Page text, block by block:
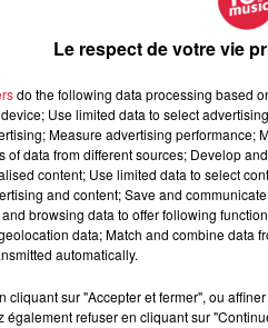
développé une solide
sont au cœur de son
favorisant ainsi l'inclusion et
rugby en Alsace, promouvant
Championnats de France de
Fédérale 2. Les féminines
2024).
et niveaux
rugby) à 14 ans, afin de
Le respect de votre vie
do the following data processing based
Use limited data to select
Measure advertising performance;
of data from different sources; Develop
content; Use limited data to select
and content; Save and
browsing data to offer following
data; Match and combine data
automatically.
cliquant sur "Accepter et fermer", ou
également refuser en cliquant sur